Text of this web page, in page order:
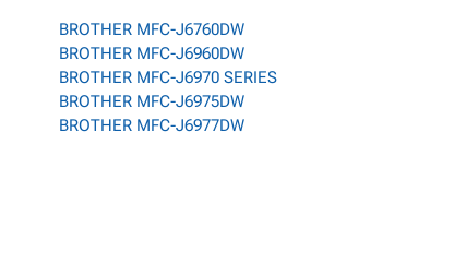
BROTHER MFC-J6760DW
BROTHER MFC-J6960DW
BROTHER MFC-J6970 SERIES
BROTHER MFC-J6975DW
BROTHER MFC-J6977DW